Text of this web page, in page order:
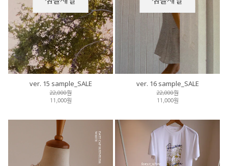
ver. 15 sample_SALE
22,000원
11,000원
ver. 16 sample_SALE
22,000원
11,000원